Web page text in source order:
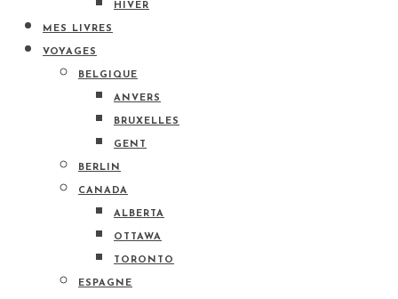
HIVER
MES LIVRES
VOYAGES
BELGIQUE
ANVERS
BRUXELLES
GENT
BERLIN
CANADA
ALBERTA
OTTAWA
TORONTO
ESPAGNE